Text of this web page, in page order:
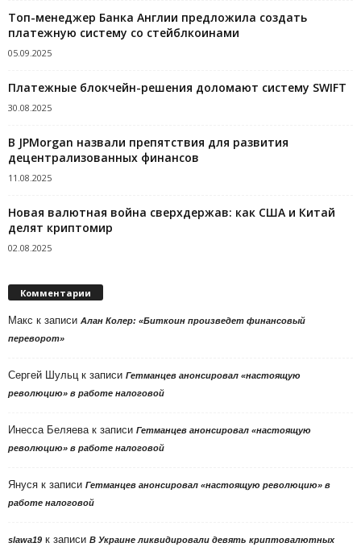
Топ-менеджер Банка Англии предложила создать
платежную систему со стейблкоинами
05.09.2025
Платежные блокчейн-решения доломают систему SWIFT
30.08.2025
В JPMorgan назвали препятствия для развития
децентрализованных финансов
11.08.2025
Новая валютная война сверхдержав: как США и Китай
делят криптомир
02.08.2025
Комментарии
Макс к записи Алан Колер: «Биткоин произведет финансовый
переворот»
Сергей Шульцк записи Гетманцев анонсировал «настоящую
революцию» в работе налоговой
Инесса Беляевак записи Гетманцев анонсировал «настоящую
революцию» в работе налоговой
Януся к записи Гетманцев анонсировал «настоящую революцию» в
работе налоговой
slawa19 к записи В Украине ликвидировали девять криптовалютных